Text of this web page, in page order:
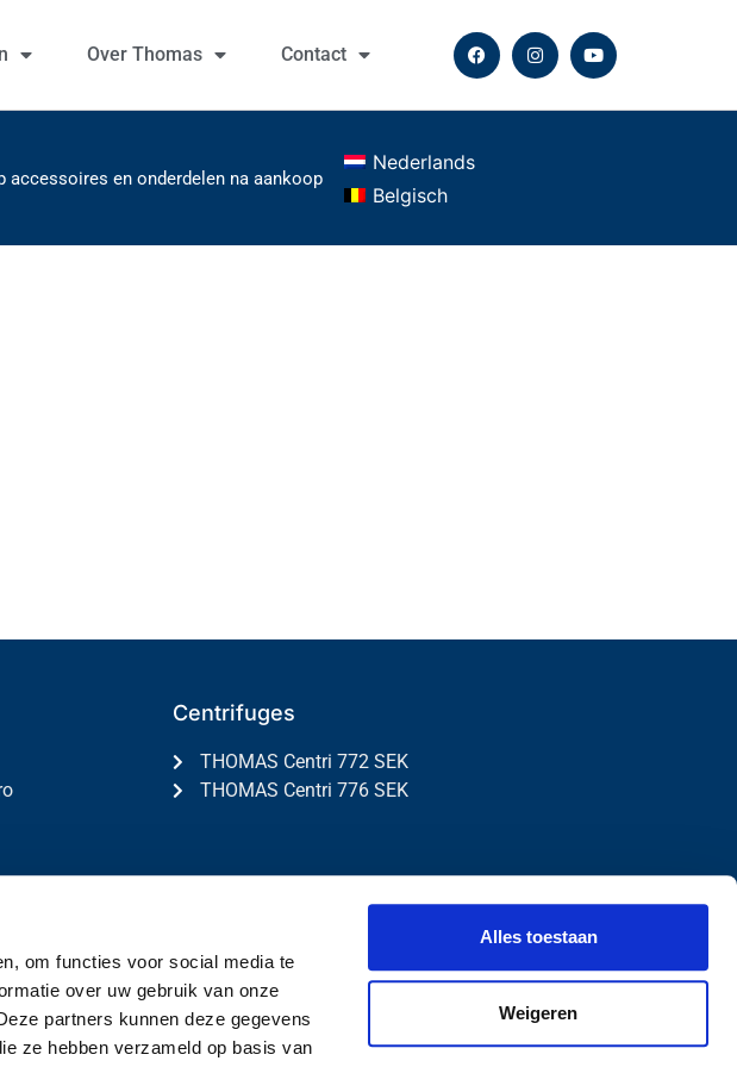
om functies voor social media te
over uw gebruik van onze
partners kunnen deze gegevens
ze hebben verzameld op basis van
Alles toestaan
Weigeren
Over Thomas Contact
accessoires en onderdelen na aankoop
Nederlands
Belgisch
Centrifuges
THOMAS Centri 772 SEK
THOMAS Centri 776 SEK